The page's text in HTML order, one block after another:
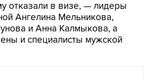
отказали в визе, — лидеры
Ангелина Мельникова,
и Анна Калмыкова, а
и специалисты мужской